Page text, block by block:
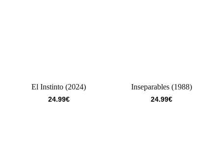
El Instinto (2024)
24.99€
Inseparables (1988)
24.99€